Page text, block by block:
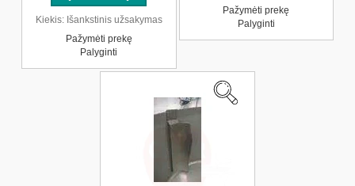
Kiekis: Išankstinis užsakymas
Pažymėti prekę
Palyginti
Pažymėti prekę
Palyginti